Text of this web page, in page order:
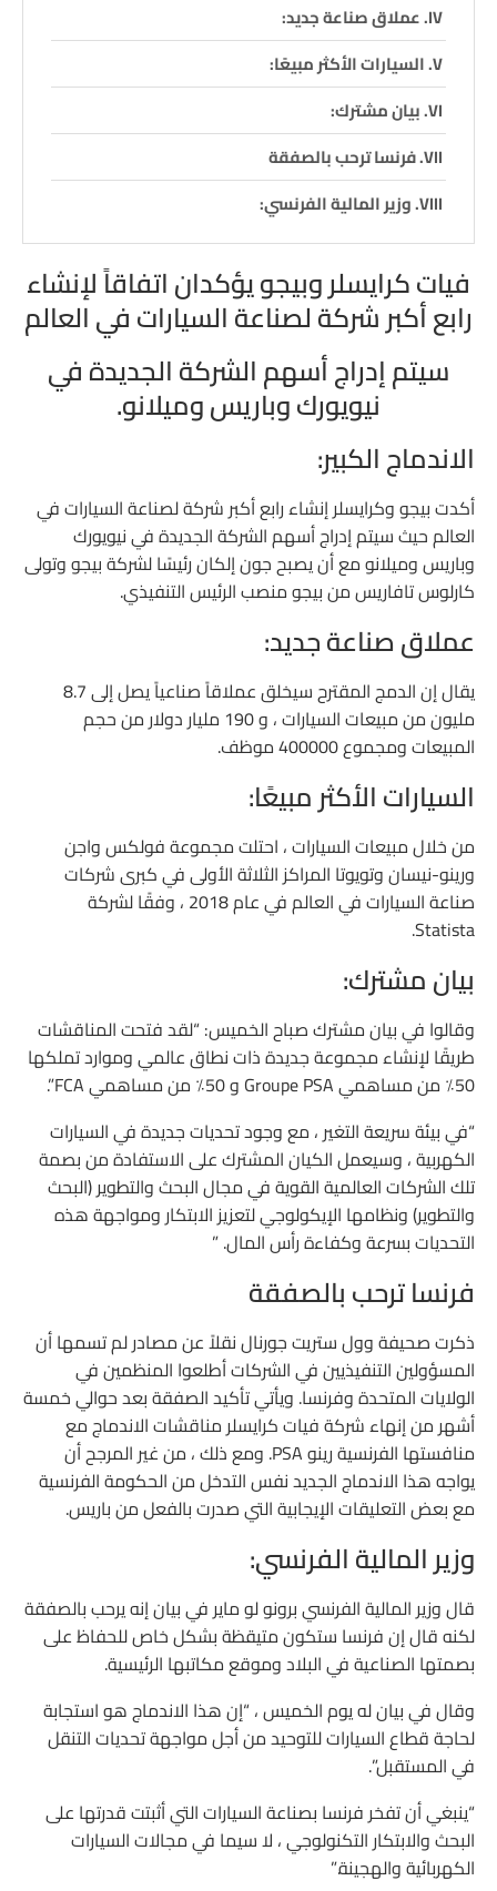
عملاق صناعة جديد:
السيارات الأكثر مبيعًا:
بيان مشترك:
فرنسا ترحب بالصفقة
وزير المالية الفرنسي:
فيات كرايسلر وبيجو يؤكدان اتفاقاً لإنشاء
رابع أكبر شركة لصناعة السيارات في العالم
سيتم إدراج أسهم الشركة الجديدة في
نيويورك وباريس وميلانو.
الاندماج الكبير:
أكدت بيجو وكرايسلر إنشاء رابع أكبر شركة لصناعة السيارات في
العالم حيث سيتم إدراج أسهم الشركة الجديدة في نيويورك
وباريس وميلانو مع أن يصبح جون إلكان رئيسًا لشركة بيجو وتولى
كارلوس تافاريس من بيجو منصب الرئيس التنفيذي.
عملاق صناعة جديد:
يقال إن الدمج المقترح سيخلق عملاقاً صناعياً يصل إلى 8.7
مليون من مبيعات السيارات ، و 190 مليار دولار من حجم
المبيعات ومجموع 400000 موظف.
السيارات الأكثر مبيعًا:
من خلال مبيعات السيارات ، احتلت مجموعة فولكس واجن
ورينو-نيسان وتويوتا المراكز الثلاثة الأولى في كبرى شركات
صناعة السيارات في العالم في عام 2018 ، وفقًا لشركة
Statista.
بيان مشترك:
وقالوا في بيان مشترك صباح الخميس: “لقد فتحت المناقشات
طريقًا لإنشاء مجموعة جديدة ذات نطاق عالمي وموارد تملكها
50٪ من مساهمي Groupe PSA و 50٪ من مساهمي FCA”.
“في بيئة سريعة التغير ، مع وجود تحديات جديدة في السيارات
الكهربية ، وسيعمل الكيان المشترك على الاستفادة من بصمة
تلك الشركات العالمية القوية في مجال البحث والتطوير (البحث
والتطوير) ونظامها الإيكولوجي لتعزيز الابتكار ومواجهة هذه
التحديات بسرعة وكفاءة رأس المال. ”
فرنسا ترحب بالصفقة
ذكرت صحيفة وول ستريت جورنال نقلاً عن مصادر لم تسمها أن
المسؤولين التنفيذيين في الشركات أطلعوا المنظمين في
الولايات المتحدة وفرنسا. ويأتي تأكيد الصفقة بعد حوالي خمسة
أشهر من إنهاء شركة فيات كرايسلر مناقشات الاندماج مع
منافستها الفرنسية رينو PSA. ومع ذلك ، من غير المرجح أن
يواجه هذا الاندماج الجديد نفس التدخل من الحكومة الفرنسية
مع بعض التعليقات الإيجابية التي صدرت بالفعل من باريس.
وزير المالية الفرنسي:
قال وزير المالية الفرنسي برونو لو ماير في بيان إنه يرحب بالصفقة
لكنه قال إن فرنسا ستكون متيقظة بشكل خاص للحفاظ على
بصمتها الصناعية في البلاد وموقع مكاتبها الرئيسية.
وقال في بيان له يوم الخميس ، “إن هذا الاندماج هو استجابة
لحاجة قطاع السيارات للتوحيد من أجل مواجهة تحديات التنقل
في المستقبل”.
“ينبغي أن تفخر فرنسا بصناعة السيارات التي أثبتت قدرتها على
البحث والابتكار التكنولوجي ، لا سيما في مجالات السيارات
الكهربائية والهجينة.”